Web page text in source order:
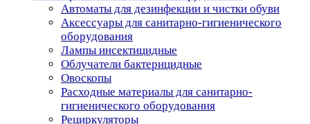
Автоматы для дезинфекции и чистки обуви
Аксессуары для санитарно-гигиенического
оборудования
Лампы инсектицидные
Облучатели бактерицидные
Овоскопы
Расходные материалы для санитарно-
гигиенического оборудования
Рециркуляторы